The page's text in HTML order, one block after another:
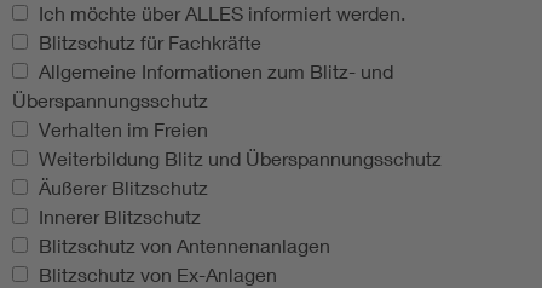
Mein Interesse
Ich möchte über ALLES informiert werden.
Blitzschutz für Fachkräfte
Allgemeine Informationen zum Blitz- und
Überspannungsschutz
Verhalten im Freien
Weiterbildung Blitz und Überspannungsschutz
Äußerer Blitzschutz
Innerer Blitzschutz
Blitzschutz von Antennenanlagen
Blitzschutz von Ex-Anlagen